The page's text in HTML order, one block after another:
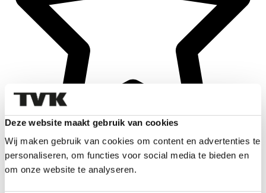
Deze website maakt gebruik van cookies
Wij maken gebruik van cookies om content en advertenties te
personaliseren, om functies voor social media te bieden en
om onze website te analyseren.